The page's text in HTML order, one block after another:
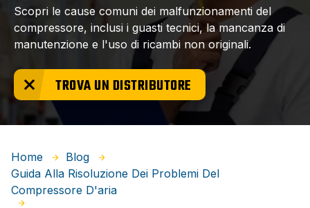
Scopri le cause comuni dei malfunzionamenti del
compressore, inclusi i guasti tecnici, la mancanza di
manutenzione e l'uso di ricambi non originali.
TROVA UN DISTRIBUTORE
Home
Blog
Guida Alla Risoluzione Dei Problemi Del
Compressore D'aria